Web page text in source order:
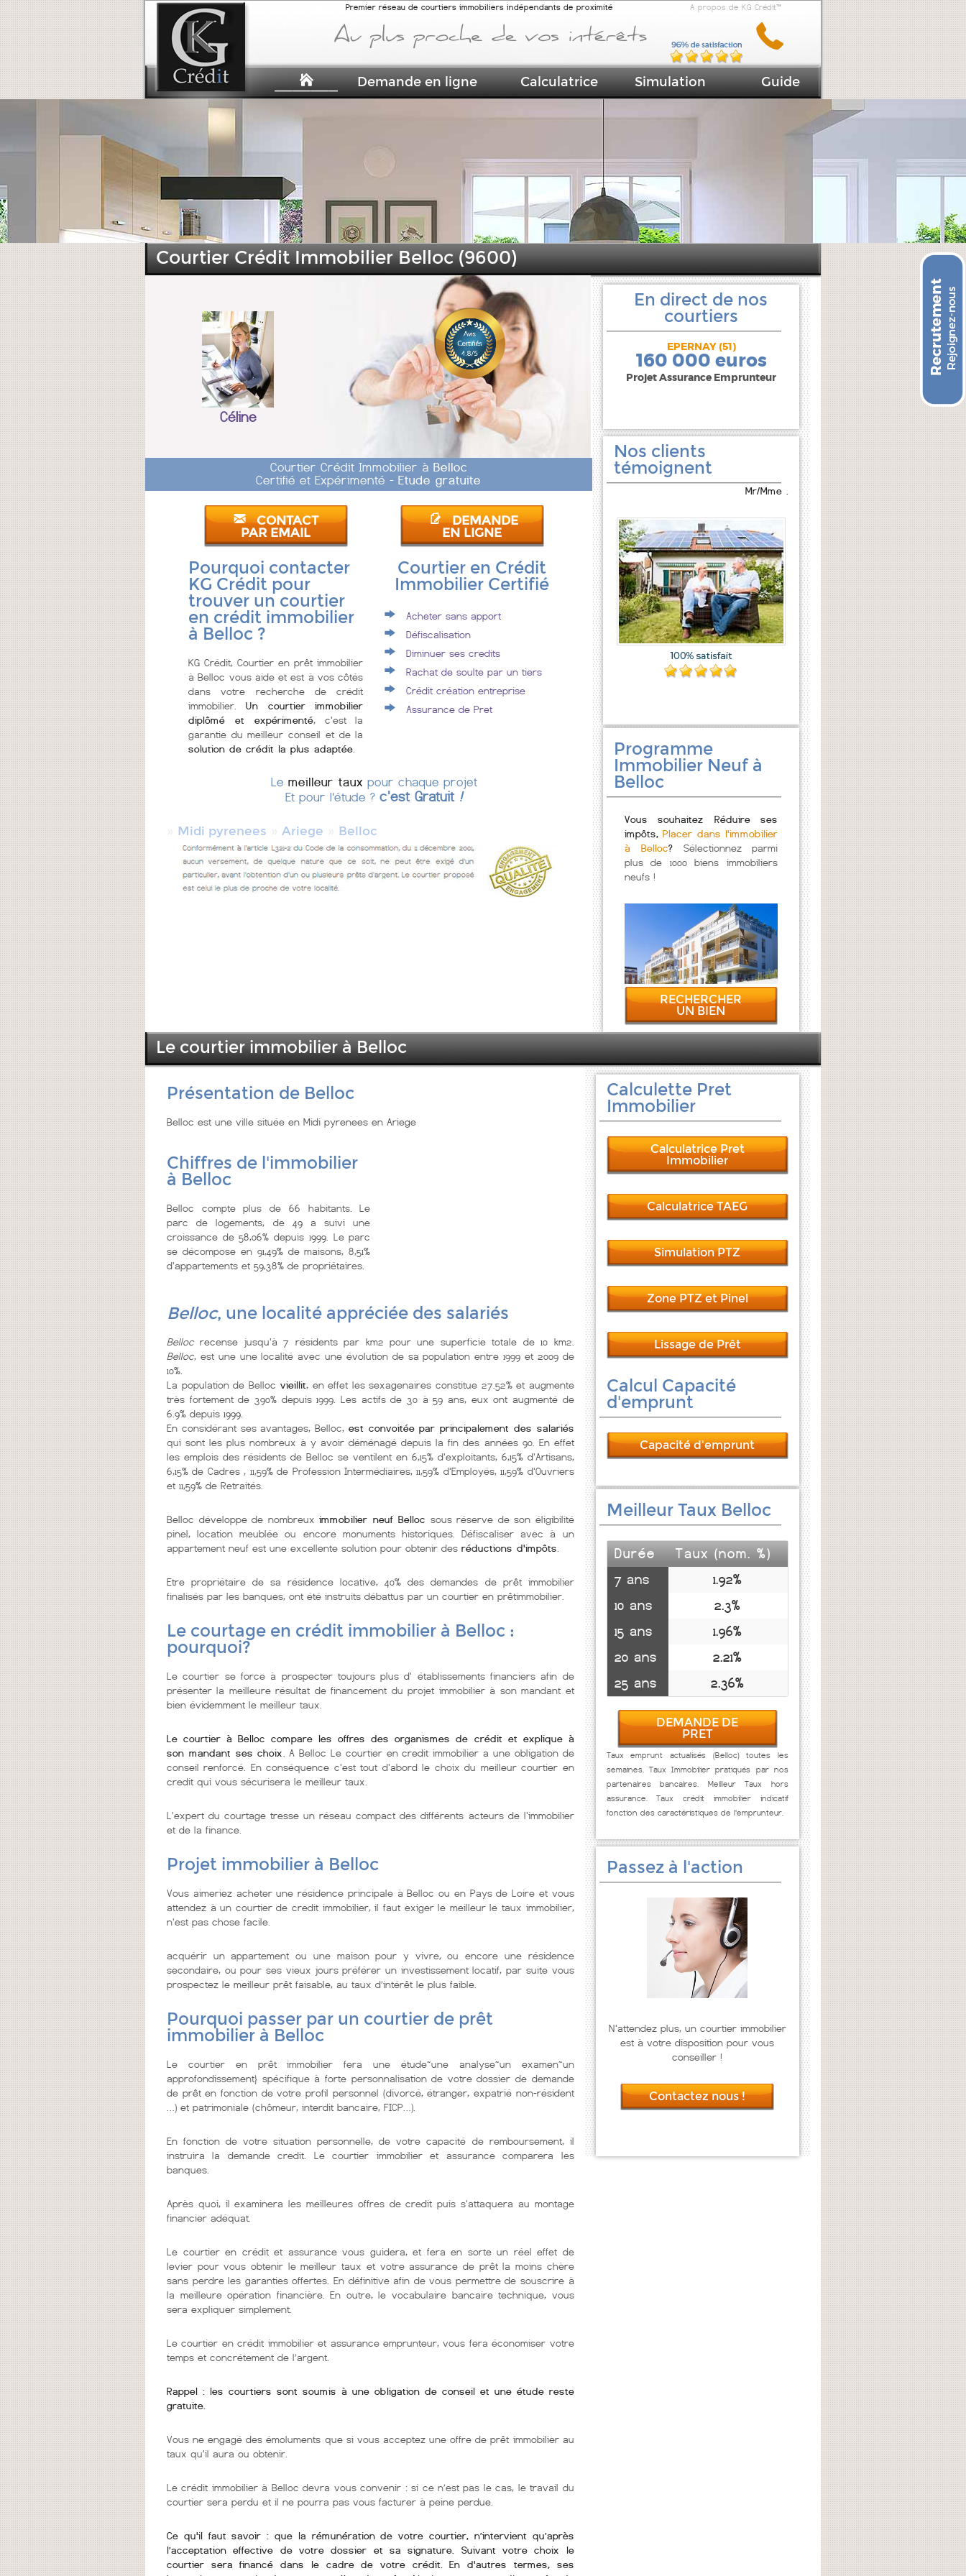
Courtier Crédit Immobilier Belloc (9600)
Céline
Courtier Crédit Immobilier à Belloc
Certifié et Expérimenté -Etude gratuite
CONTACT
PAR EMAIL
DEMANDE
EN LIGNE
Pourquoi contacter
KG Crédit pour
trouver un courtier
en crédit immobilier
à Belloc ?
KG Crédit, Courtier en prêt immobilier
à Belloc vous aide et est à vos côtés
dans votre recherche de crédit
immobilier. Un courtier immobilier
diplômé et expérimenté, c'est la
garantie du meilleur conseil et de la
solution de crédit la plus adaptée
Courtier en Crédit
Immobilier Certifié
Acheter sans apport
Défiscalisation
Diminuer ses credits
Rachat de soulte par un tiers
Crédit création entreprise
Assurance de Pret
Le meilleur taux pour chaque projet
Et pour l'étude ?c'est Gratuit !
Midi pyrenees Ariege Belloc
En direct de nos
courtiers
150 000 euros
EPERNAY (51)
160 000 euros
Projet Assurance Emprunteur
240 000 euros
Nos clients
témoignent
Mr/Mme .
Programme
Immobilier Neuf à
Belloc
Vous souhaitez Réduire ses
impôts,Placer dans l'immobilier
à Belloc? Sélectionnez parmi
plus de 1000 biens immobiliers
neufs !
RECHERCHER
UN BIEN
Le courtier immobilier à Belloc
Présentation de Belloc
Belloc est une ville située en Midi pyrenees en Ariege
Chiffres de l'immobilier
à Belloc
Belloc compte plus de 66 habitants. Le
parc de logements, de 49 a suivi une
croissance de 58,06% depuis 1999. Le parc
se décompose en 91,49% de maisons, 8,51%
d'appartements et 59,38% de propriétaires.
Belloc, une localité appréciée des salariés
Belloc recense jusqu'à 7 résidents par km2 pour une superficie totale de 10 km2.
Belloc, est une une localitéavec une évolution de sa population entre 1999 et 2009 de
10%.
La population de Belloc vieillit, en effet les sexagenaires constitue 27.52% et augmente
très fortement de 390% depuis 1999. Les actifs de 30 à 59 ans, eux ont augmenté de
6.9% depuis 1999.
En considérant ses avantages, Belloc, est convoitée par principalement des salariés
qui sont les plus nombreux à y avoir déménagé depuis la fin des années 90. En effet
les emplois des résidents de Belloc se ventilent en 6,15% d'exploitants, 6,15% d'Artisans,
6,15% de Cadres , 11,59% de Profession Intermédiaires, 11,59% d'Employés, 11,59% d'Ouvriers
et 11,59% de Retraités.
Belloc développe de nombreuximmobilier neuf Belloc sous réserve de son éligibilité
pinel, location meublée ou encore monuments historiques. Défiscaliser avec à un
appartement neuf est une excellente solution pour obtenir des réductions d'impôts
Etre propriétaire de sa résidence locative, 40% des demandes de prêt immobilier
finalisés par les banques, ont été instruits débattus par un courtier en prêtimmobilier.
Le courtage en crédit immobilier à Belloc :
pourquoi?
Le courtier se force à prospecter toujours plus d' établissements financiers afin de
présenter la meilleure résultat de financement du projet immobilier à son mandant et
bien évidemment le meilleur taux.
Le courtier à Belloc compare les offres des organismes de crédit et explique à
son mandant ses choix . A Belloc Le courtier en credit immobilier a une obligation de
conseil renforcé. En conséquence c'est tout d'abord le choix du meilleur courtier en
credit qui vous sécurisera le meilleur taux.
L'expert du courtage tresse un réseau compact des différents acteurs de l'immobilier
et de la finance.
Projet immobilier à Belloc
Vous aimeriez acheter une résidence principale à Belloc ou en Pays de Loire et vous
attendez à un courtier de credit immobilier, il faut exiger le meilleur le taux immobilier,
n'est pas chose facile.
acquérir un appartement ou une maison pour y vivre, ou encore une résidence
secondaire, ou pour ses vieux jours préférer un investissement locatif, par suite vous
prospectez le meilleur prêt faisable, au taux d’intérêt le plus faible.
Pourquoi passer par un courtier de prêt
immobilier à Belloc
Le courtier en prêt immobilier fera une étude~une analyse~un examen~un
approfondissement} spécifique à forte personnalisation de votre dossier de demande
de prêt en fonction de votre profil personnel (divorcé, étranger, expatrié non-résident
…) et patrimoniale (chômeur, interdit bancaire, FICP…).
En fonction de votre situation personnelle, de votre capacité de remboursement, il
instruira la demande credit. Le courtier immobilier et assurance comparera les
banques.
Après quoi, il examinera les meilleures offres de credit puis s'attaquera au montage
financier adéquat.
Le courtier en crédit et assurance vous guidera, et fera en sorte un réel effet de
levier pour vous obtenir le meilleur taux et votre assurance de prêt la moins chère
sans perdre les garanties offertes. En définitive afin de vous permettre de souscrire à
la meilleure opération financière. En outre, le vocabulaire bancaire technique, vous
sera expliquer simplement.
Le courtier en crédit immobilier et assurance emprunteur, vous fera économiser votre
temps et concrétement de l’argent.
Rappel : les courtiers sont soumis à une obligation de conseil et une étude reste
gratuite.
Vous ne engagé des émoluments que si vous acceptez une offre de prêt immobilier au
taux qu'il aura ou obtenir.
Le crédit immobilier à Belloc devra vous convenir : si ce n’est pas le cas, le travail du
courtier sera perdu et il ne pourra pas vous facturer à peine perdue.
Ce qu'il faut savoir : que la rémunération de votre courtier, n’intervient qu’après
l’acceptation effective de votre dossier et sa signature. Suivant votre choix le
courtier sera financé dans le cadre de votre crédit. En d'autres termes, ses
Calculette Pret
Immobilier
Calculatrice Pret
Immobilier
Calculatrice TAEG
Simulation PTZ
Zone PTZ et Pinel
Lissage de Prêt
Calcul Capacité
d'emprunt
Capacité d'emprunt
Meilleur Taux Belloc
Durée
Taux (nom. %)
7 ans
1.92%
10 ans
2.3%
15 ans
1.96%
20 ans
2.21%
25 ans
2.36%
DEMANDE DE
PRET
Taux emprunt actualisés (Belloc) toutes les
semaines. Taux Immobilier pratiqués par nos
partenaires bancaires. Meilleur Taux hors
assurance. Taux crédit immobilier indicatif
fonction des caractéristiques de l'emprunteur.
Passez à l'action
N'attendez plus, un courtier immobilier
est à votre disposition pour vous
conseiller !
Contactez nous !
Premier réseau de courtiers immobiliers indépendants de proximité A propos de KG Crédit™
Demande en ligne Calculatrice Simulation Guide